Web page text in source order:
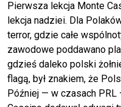
Pierwsza lekcja Monte
lekcja nadziei. Dla
terror, gdzie całe
zawodowe poddawano
gdzieś daleko polski
flagą, był znakiem, że
Później — w czasach PRL